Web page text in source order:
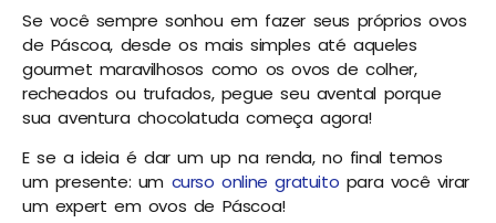
Se você sempre sonhou em fazer seus próprios ovos
de Páscoa, desde os mais simples até aqueles
gourmet maravilhosos como os ovos de colher,
recheados ou trufados, pegue seu avental porque
sua aventura chocolatuda começa agora!
E se a ideia é dar um up na renda, no final temos
um presente: um curso online gratuito para você virar
um expert em ovos de Páscoa!